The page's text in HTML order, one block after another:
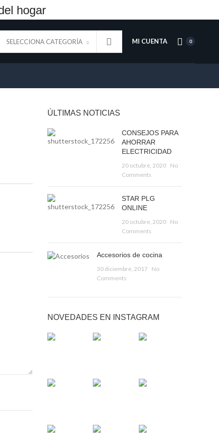
hogar
SELECCIONA CATEGORÍA MI CUENTA 0
ÚLTIMAS NOTICIAS
CONSEJOS PARA
AHORRAR
ELECTRICIDAD
20 octubre, 2020 No
Comments
STAR PLG
ONLINE
20 octubre, 2020 No
Comments
Accesorios de cocina
30 diciembre, 2017
No
Comments
NOVEDADES EN INSTAGRAM